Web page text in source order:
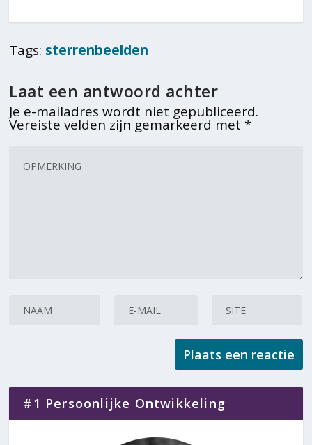
Tags: sterrenbeelden
Laat een antwoord achter
Je e-mailadres wordt niet gepubliceerd.
Vereiste velden zijn gemarkeerd met *
#1 Persoonlijke Ontwikkeling